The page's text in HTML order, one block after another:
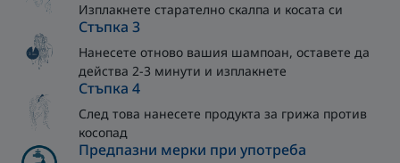
Изплакнете старателно скалпа и косата си
Стъпка 3
Нанесете отново вашия шампоан, оставете да
действа 2-3 минути и изплакнете
Стъпка 4
След това нанесете продукта за грижа против
косопад
Предпазни мерки при употреба